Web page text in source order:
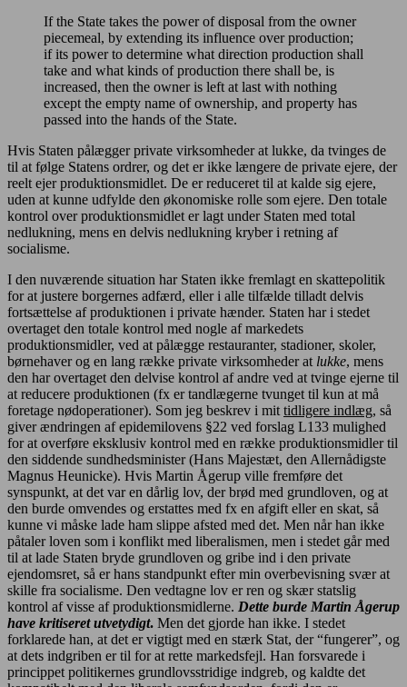
If the State takes the power of disposal from the owner
piecemeal, by extending its influence over production;
if its power to determine what direction production shall
take and what kinds of production there shall be, is
increased, then the owner is left at last with nothing
except the empty name of ownership, and property has
passed into the hands of the State.
Hvis Staten pålægger private virksomheder at lukke, da tvinges de
til at følge Statens ordrer, og det er ikke længere de private ejere, der
reelt ejer produktionsmidlet. De er reduceret til at kalde sig ejere,
uden at kunne udfylde den økonomiske rolle som ejere. Den totale
kontrol over produktionsmidlet er lagt under Staten med total
nedlukning, mens en delvis nedlukning kryber i retning af
socialisme.
I den nuværende situation har Staten ikke fremlagt en skattepolitik
for at justere borgernes adfærd, eller i alle tilfælde tilladt delvis
fortsættelse af produktionen i private hænder. Staten har i stedet
overtaget den totale kontrol med nogle af markedets
produktionsmidler, ved at pålægge restauranter, stadioner, skoler,
børnehaver og en lang række private virksomheder at lukke, mens
den har overtaget den delvise kontrol af andre ved at tvinge ejerne til
at reducere produktionen (fx er tandlægerne tvunget til kun at må
foretage nødoperationer). Som jeg beskrev i mit tidligere indlæg, så
giver ændringen af epidemilovens §22 ved forslag L133 mulighed
for at overføre eksklusiv kontrol med en række produktionsmidler til
den siddende sundhedsminister (Hans Majestæt, den Allernådigste
Magnus Heunicke). Hvis Martin Ågerup ville fremføre det
synspunkt, at det var en dårlig lov, der brød med grundloven, og at
den burde omvendes og erstattes med fx en afgift eller en skat, så
kunne vi måske lade ham slippe afsted med det. Men når han ikke
påtaler loven som i konflikt med liberalismen, men i stedet går med
til at lade Staten bryde grundloven og gribe ind i den private
ejendomsret, så er hans standpunkt efter min overbevisning svær at
skille fra socialisme. Den vedtagne lov er ren og skær statslig
kontrol af visse af produktionsmidlerne. Dette burde Martin Ågerup
have kritiseret utvetydigt. Men det gjorde han ikke. I stedet
forklarede han, at det er vigtigt med en stærk Stat, der “fungerer”, og
at dets indgriben er til for at rette markedsfejl. Han forsvarede i
princippet politikernes grundlovsstridige indgreb, og kaldte det